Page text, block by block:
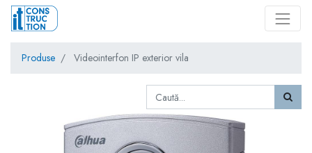
Produse Videointerfon IP exterior vila